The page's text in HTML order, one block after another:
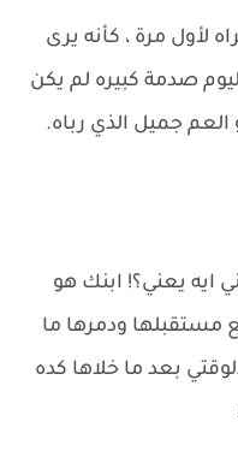
لأول مرة ، كأنه يرى
صدمة كبيره لم يكن
جميل الذي رباه.
ايه يعني؟! ابنك هو
مستقبلها ودمرها ما
بعد ما خلاها كده